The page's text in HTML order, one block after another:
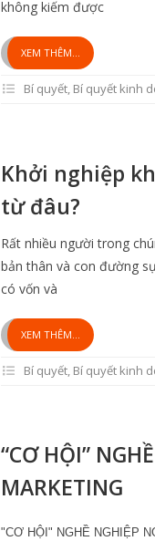
không kiếm được
XEM THÊM...
Bí quyết, Bí quyết kinh
Khởi nghiệp
từ đâu?
Rất nhiều người trong
bản thân và con đường
có vốn và
XEM THÊM...
Bí quyết, Bí quyết kinh
“CƠ HỘI”
MARKETING
"CƠ HỘI" NGHỀ NGHIỆP